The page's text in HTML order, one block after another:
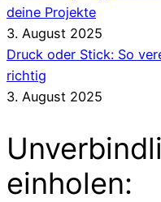
deine Projekte
3. August 2025
Druck oder Stick: So
richtig
3. August 2025
einholen: